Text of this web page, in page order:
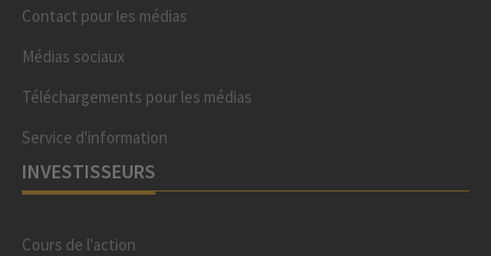
Contact pour les médias
Médias sociaux
Téléchargements pour les médias
Service d'information
INVESTISSEURS
Cours de l'action